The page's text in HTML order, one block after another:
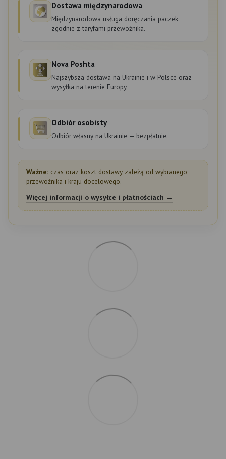
Dostawa międzynarodowa
Międzynarodowa usługa doręczania paczek
zgodnie z taryfami przewoźnika.
Nova Poshta
Najszybsza dostawa na Ukrainie i w Polsce oraz
wysyłka na terenie Europy.
Odbiór osobisty
Odbiór własny na Ukrainie — bezpłatnie.
Ważne: czas oraz koszt dostawy zależą od wybranego
przewoźnika i kraju docelowego.
Więcej informacji o wysyłce i płatnościach →